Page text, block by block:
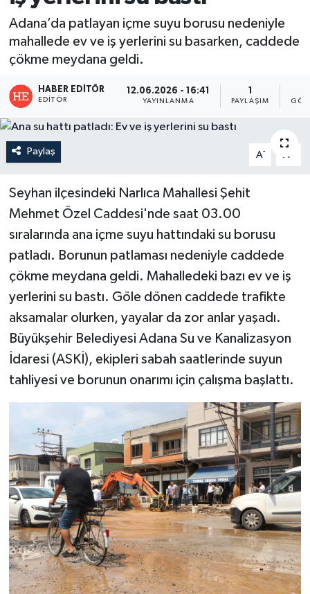
Adana’da patlayan içme suyu borusu nedeniyle
mahallede ev ve iş yerlerini su basarken, caddede
çökme meydana geldi.
HABER EDITÖR
EDITÖR
12.06.2026 - 16:41
YAYINLANMA PAYLAŞIM
Paylaş A- A
Seyhan ilçesindeki Narlıca Mahallesi Şehit
Mehmet Özel Caddesi'nde saat 03.00
sıralarında ana içme suyu hattındaki su borusu
patladı. Borunun patlaması nedeniyle caddede
çökme meydana geldi. Mahalledeki bazı ev ve iş
yerlerini su bastı. Göle dönen caddede trafikte
aksamalar olurken, yayalar da zor anlar yaşadı.
Büyükşehir Belediyesi Adana Su ve Kanalizasyon
İdaresi (ASKİ), ekipleri sabah saatlerinde suyun
tahliyesi ve borunun onarımı için çalışma başlattı.